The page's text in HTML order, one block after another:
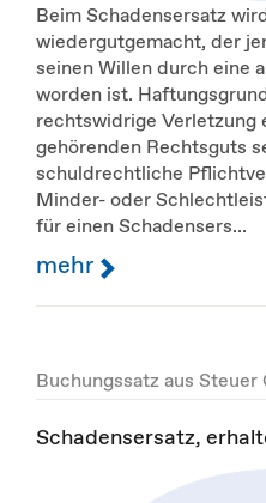
Beim Schadensersatz
wiedergutgemacht, der
seinen Willen durch eine
worden ist.
rechtswidrige Verletzung
gehörenden Rechtsguts
schuldrechtliche
Minder- oder
für einen Schadensers...
mehr
Buchungssatz aus
Schadensersatz,